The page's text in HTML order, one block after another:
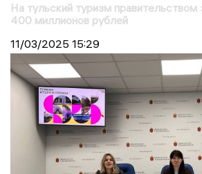
На тульский туризм правительством
400 миллионов рублей
11/03/2025 15:29